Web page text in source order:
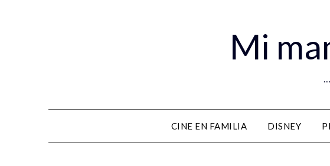
Mi
CINE EN FAMILIA DISNEY